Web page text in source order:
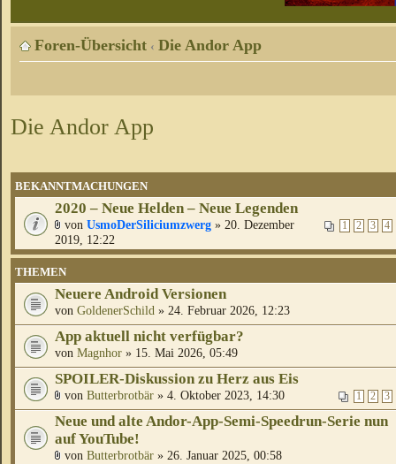
Foren-Übersicht ‹ Die Andor App
Die Andor App
BEKANNTMACHUNGEN
2020 – Neue Helden – Neue Legenden
1 2 3 4
von UsmoDerSiliciumzwerg » 20. Dezember
2019, 12:22
THEMEN
Neuere Android Versionen
von GoldenerSchild » 24. Februar 2026, 12:23
App aktuell nicht verfügbar?
von Magnhor » 15. Mai 2026, 05:49
SPOILER-Diskussion zu Herz aus Eis
1 2 3
von Butterbrotbär » 4. Oktober 2023, 14:30
Neue und alte Andor-App-Semi-Speedrun-Serie nun
auf YouTube!
von Butterbrotbär » 26. Januar 2025, 00:58